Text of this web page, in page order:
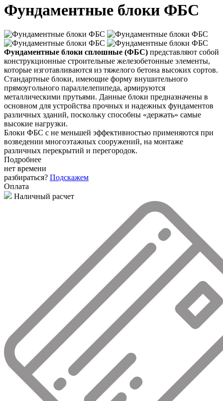
Фундаментные блоки ФБС
Фундаментные блоки сплошные (ФБС) представляют собой
конструкционные строительные железобетонные элементы,
которые изготавливаются из тяжелого бетона высоких сортов.
Стандартные блоки, имеющие форму внушительного
прямоугольного параллелепипеда, армируются
металлическими прутьями. Данные блоки предназначены в
основном для устройства прочных и надежных фундаментов
различных зданий, поскольку способны «держать» самые
высокие нагрузки.
Блоки ФБС с не меньшей эффективностью применяются при
возведении многоэтажных сооружений, на монтаже
различных перекрытий и перегородок.
Подробнее
нет времени
разбираться? Подскажем
Оплата
Наличный расчет